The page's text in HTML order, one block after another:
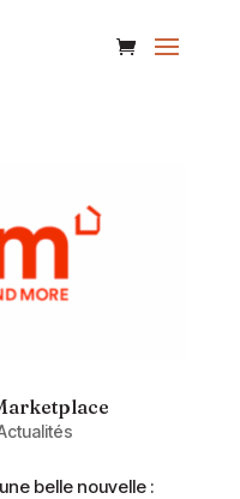
belle nouvelle :